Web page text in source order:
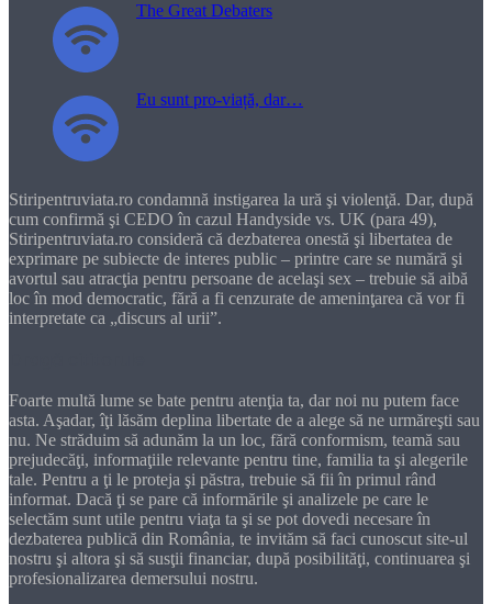
The Great Debaters
Eu sunt pro-viață, dar…
Stiripentruviata.ro condamnă instigarea la ură şi violenţă. Dar, după
cum confirmă şi CEDO în cazul Handyside vs. UK (para 49),
Stiripentruviata.ro consideră că dezbaterea onestă şi libertatea de
exprimare pe subiecte de interes public – printre care se numără şi
avortul sau atracţia pentru persoane de acelaşi sex – trebuie să aibă
loc în mod democratic, fără a fi cenzurate de ameninţarea că vor fi
interpretate ca „discurs al urii”.
Foarte multă lume se bate pentru atenţia ta, dar noi nu putem face
asta. Aşadar, îţi lăsăm deplina libertate de a alege să ne urmăreşti sau
nu. Ne străduim să adunăm la un loc, fără conformism, teamă sau
prejudecăţi, informaţiile relevante pentru tine, familia ta şi alegerile
tale. Pentru a ţi le proteja şi păstra, trebuie să fii în primul rând
informat. Dacă ţi se pare că informările şi analizele pe care le
selectăm sunt utile pentru viaţa ta şi se pot dovedi necesare în
dezbaterea publică din România, te invităm să faci cunoscut site-ul
nostru şi altora şi să susţii financiar, după posibilităţi, continuarea şi
profesionalizarea demersului nostru.